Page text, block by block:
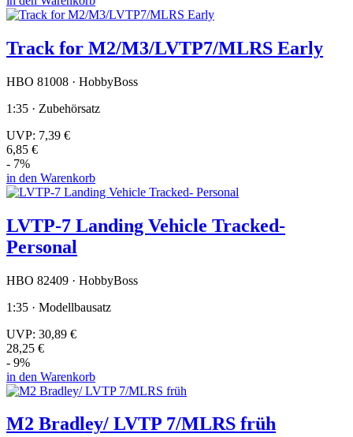
Track for M2/M3/LVTP7/MLRS Early
HBO 81008 · HobbyBoss
1:35 · Zubehörsatz
UVP: 7,39 €
6,85 €
- 7%
in den Warenkorb
LVTP-7 Landing Vehicle Tracked-
Personal
HBO 82409 · HobbyBoss
1:35 · Modellbausatz
UVP: 30,89 €
28,25 €
- 9%
in den Warenkorb
M2 Bradley/ LVTP 7/MLRS früh